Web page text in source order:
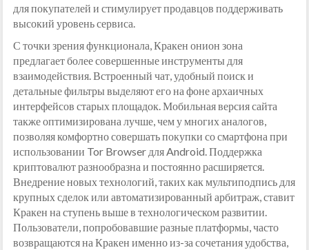
для покупателей и стимулирует продавцов поддерживать
высокий уровень сервиса.
С точки зрения функционала, Кракен онион зона
предлагает более совершенные инструменты для
взаимодействия. Встроенный чат, удобный поиск и
детальные фильтры выделяют его на фоне архаичных
интерфейсов старых площадок. Мобильная версия сайта
также оптимизирована лучше, чем у многих аналогов,
позволяя комфортно совершать покупки со смартфона при
использовании Tor Browser для Android. Поддержка
криптовалют разнообразна и постоянно расширяется.
Внедрение новых технологий, таких как мультиподпись для
крупных сделок или автоматизированный арбитраж, ставит
Кракен на ступень выше в технологическом развитии.
Пользователи, попробовавшие разные платформы, часто
возвращаются на Кракен именно из-за сочетания удобства,